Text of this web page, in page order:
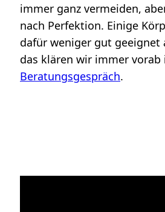
immer ganz vermeiden,
nach Perfektion. Einige
dafür weniger gut geeignet
das klären wir immer vorab
Beratungsgespräch.